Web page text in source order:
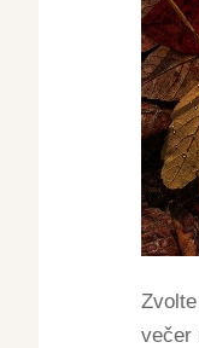
večer